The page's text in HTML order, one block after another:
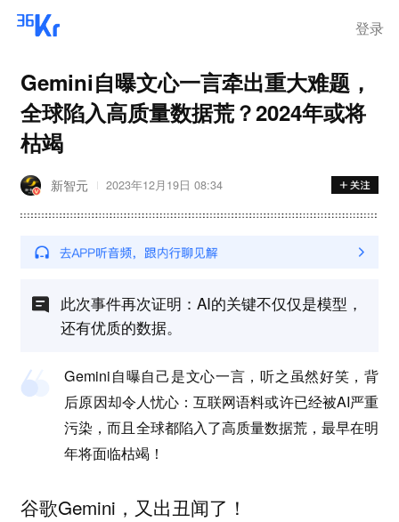
登录
Gemini自曝文心一言牵出重大难题，
全球陷入高质量数据荒？2024年或将
枯竭
新智元 2023年12月19日 08:34
此次事件再次证明：AI的关键不仅仅是模型，
还有优质的数据。
Gemini自曝自己是文心一言，听之虽然好笑，背
后原因却令人忧心：互联网语料或许已经被AI严重
污染，而且全球都陷入了高质量数据荒，最早在明
年将面临枯竭！
谷歌Gemini，又出丑闻了！